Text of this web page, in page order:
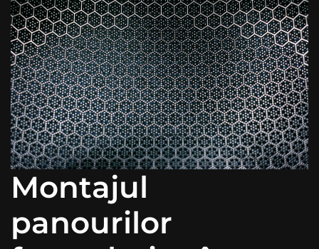
Montajul
panourilor